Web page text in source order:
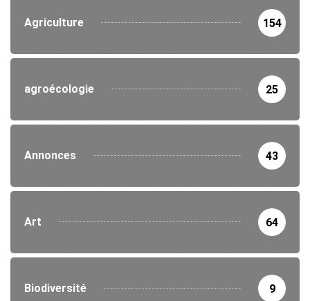
Agriculture 154
agroécologie 25
Annonces 43
Art 64
Biodiversité 9